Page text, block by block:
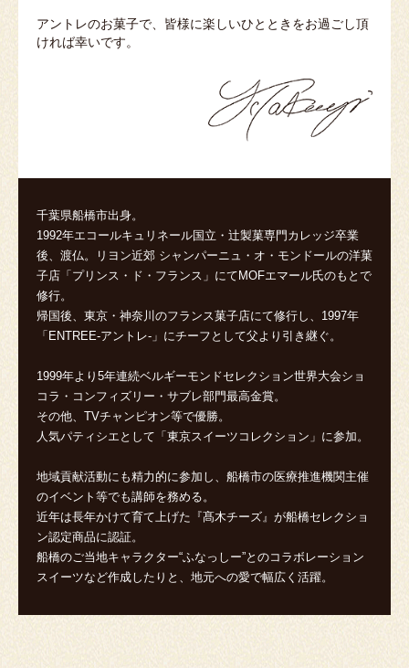
アントレのお菓子で、皆様に楽しいひとときをお過ごし頂
ければ幸いです。
千葉県船橋市出身。
1992年エコールキュリネール国立・辻製菓専門カレッジ卒業
後、渡仏。リヨン近郊 シャンパーニュ・オ・モンドールの洋菓
子店「プリンス・ド・フランス」にてMOFエマール氏のもとで
修行。
帰国後、東京・神奈川のフランス菓子店にて修行し、1997年
「ENTREE-アントレ-」にチーフとして父より引き継ぐ。
1999年より5年連続ベルギーモンドセレクション世界大会ショ
コラ・コンフィズリー・サブレ部門最高金賞。
その他、TVチャンピオン等で優勝。
人気パティシエとして「東京スイーツコレクション」に参加。
地域貢献活動にも精力的に参加し、船橋市の医療推進機関主催
のイベント等でも講師を務める。
近年は長年かけて育て上げた『髙木チーズ』が船橋セレクショ
ン認定商品に認証。
船橋のご当地キャラクター“ふなっしー”とのコラボレーション
スイーツなど作成したりと、地元への愛で幅広く活躍。